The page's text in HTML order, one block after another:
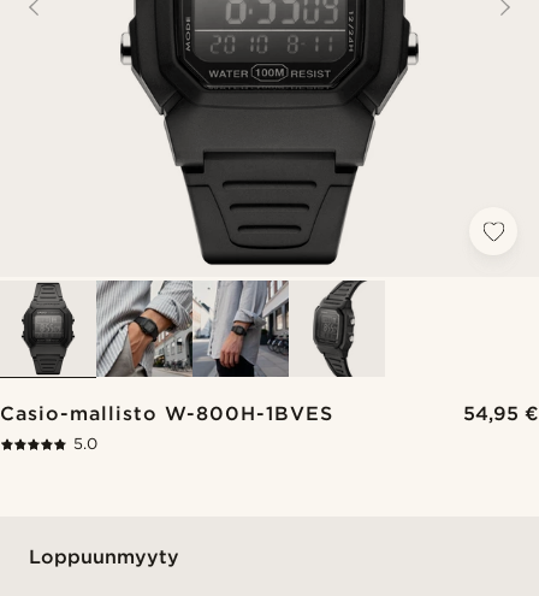
Casio-mallisto W-800H-1BVES 54,95 €
5.0
Loppuunmyyty